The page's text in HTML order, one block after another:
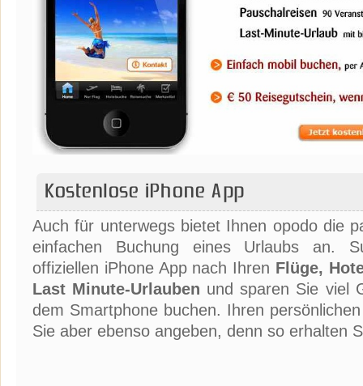
Kostenlose iPhone App
Auch für unterwegs bietet Ihnen opodo die
einfachen Buchung eines Urlaubs an.
offiziellen iPhone App nach Ihren Flüge,
Last Minute-Urlauben und sparen Sie viel
dem Smartphone buchen. Ihren
Sie aber ebenso angeben, denn so erhalten